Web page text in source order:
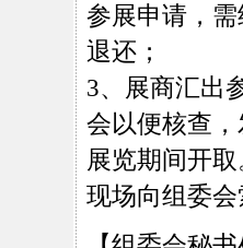
参展申请，
退还；
3、展商汇出
会以便核查
展览期间开
现场向组委